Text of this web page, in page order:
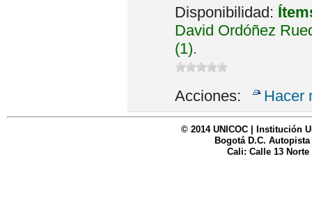
Disponibilidad:
David Ordóñez
(1).
Acciones: Hacer
© 2014 UNICOC | Institución
Bogotá D.C. Autopista
Cali: Calle 13 Norte